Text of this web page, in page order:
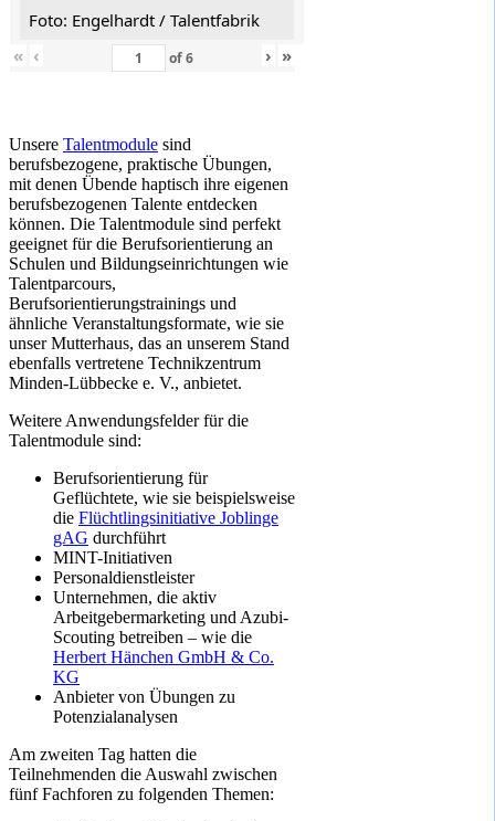
Foto: Engelhardt / Talentfabrik
« ‹ of6 › »
Unsere Talentmodule sind
berufsbezogene, praktische Übungen,
mit denen Übende haptisch ihre eigenen
berufsbezogenen Talente entdecken
können. Die Talentmodule sind perfekt
geeignet für die Berufsorientierung an
Schulen und Bildungseinrichtungen wie
Talentparcours,
Berufsorientierungstrainings und
ähnliche Veranstaltungsformate, wie sie
unser Mutterhaus, das an unserem Stand
ebenfalls vertretene Technikzentrum
Minden-Lübbecke e. V., anbietet.
Weitere Anwendungsfelder für die
Talentmodule sind:
Berufsorientierung für
Geflüchtete, wie sie beispielsweise
die Flüchtlingsinitiative Joblinge
gAG durchführt
MINT-Initiativen
Personaldienstleister
Unternehmen, die aktiv
Arbeitgebermarketing und Azubi-
Scouting betreiben – wie die
Herbert Hänchen GmbH & Co.
KG
Anbieter von Übungen zu
Potenzialanalysen
Am zweiten Tag hatten die
Teilnehmenden die Auswahl zwischen
fünf Fachforen zu folgenden Themen: